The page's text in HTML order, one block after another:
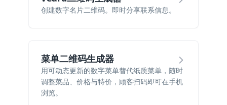
创建数字名片二维码。即时分享联系信息。
菜单二维码生成器
用可动态更新的数字菜单替代纸质菜单，随时
调整菜品、价格与特价，顾客扫码即可在手机
浏览。